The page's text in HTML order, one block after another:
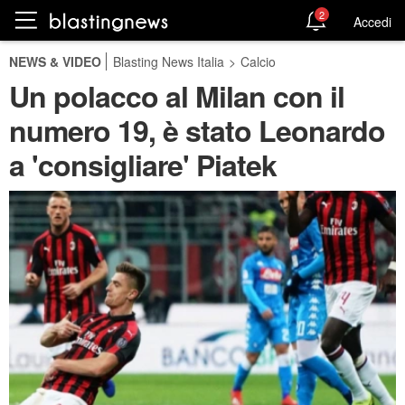
2 Accedi
NEWS & VIDEO Blasting News Italia > Calcio
Un polacco al Milan con il
numero 19, è stato Leonardo
a 'consigliare' Piatek